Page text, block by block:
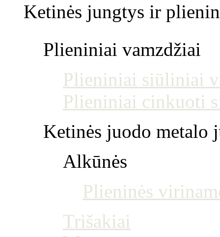
Ketinės jungtys ir
Plieniniai vamzdžiai
Plieniniai siūliniai
Plieniniai cinkuoti
Ketinės juodo metalo
Alkūnės
Plieninės
Trišakiai